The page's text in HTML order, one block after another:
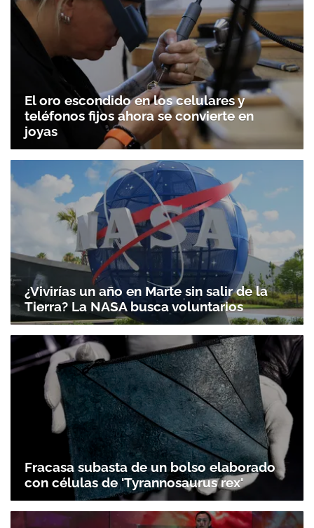
El oro escondido en los celulares y
teléfonos fijos ahora se convierte en
joyas
¿Vivirías un año en Marte sin salir de la
Tierra? La NASA busca voluntarios
Fracasa subasta de un bolso elaborado
con células de 'Tyrannosaurus rex'